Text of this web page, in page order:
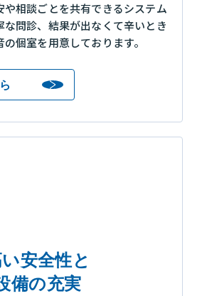
や相談ごとを共有できるシステム
な問診、結果が出なくて辛いとき
個室を用意しております。
安全性と
備の充実